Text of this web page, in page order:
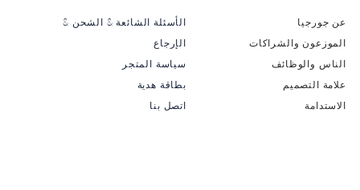
الأسئلة الشائعة & الشحن &
الإرجاع
سياسة المتجر
بطاقة هدية
اتصل بنا
عن جورجيا
الموزعون والشراكات
الناس والوظائف
علامة التصميم
الاستدامة